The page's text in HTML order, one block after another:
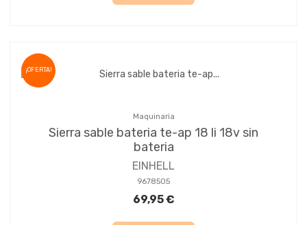
¡OFERTA!
Maquinaria
Sierra sable bateria te-ap 18 li 18v sin
bateria
EINHELL
9678505
69,95 €